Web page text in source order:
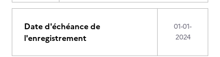
Date d'échéance de
l'enregistrement
01-01-
2024